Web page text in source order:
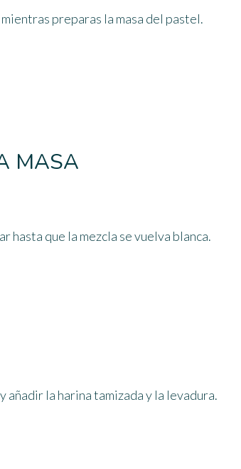
preparas la masa del pastel.
MASA
hasta que la mezcla se vuelva blanca.
la harina tamizada y la levadura.